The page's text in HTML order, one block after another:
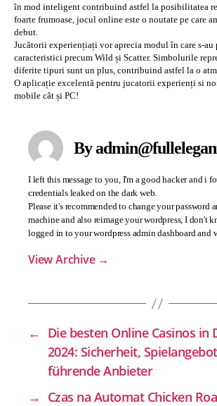
în mod inteligent contribuind astfel la posibilitatea
foarte frumoase, jocul online este o noutate pe care
debut.
Jucătorii experiențiați vor aprecia modul în care s-au
caracteristici precum Wild și Scatter. Simbolurile
diferite tipuri sunt un plus, contribuind astfel la o
O aplicație excelentă pentru jucatorii experienți si
mobile cât și PC!
By
I left this message to you, I'm a good hacker and i
credentials leaked on the dark web.
Please it's recommended to change your password
machine and also reimage your wordpress, I don't
logged in to your wordpress admin dashboard and
View Archive →
← Die besten Online Casinos in
2024: Sicherheit,
führende Anbieter
→ Czas na Automat Chicken